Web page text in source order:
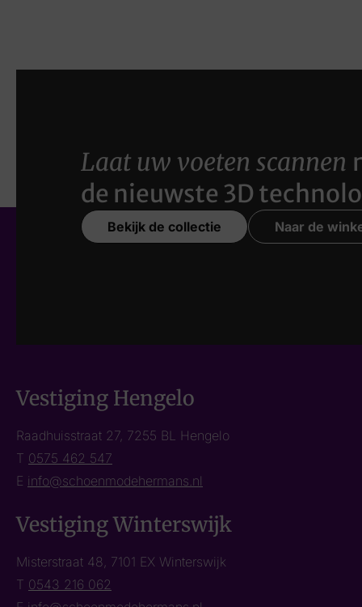
Laat uw voeten scannen
de nieuwste 3D
Bekijk de collectie Naar de
Vestiging Hengelo
Raadhuisstraat 27, 7255 BL Hengelo
T 0575 462 547
E info@schoenmodehermans.nl
Vestiging Winterswijk
Misterstraat 48, 7101 EX Winterswijk
T 0543 216 062